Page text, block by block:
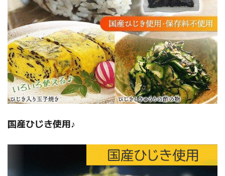
国産ひじき使用♪